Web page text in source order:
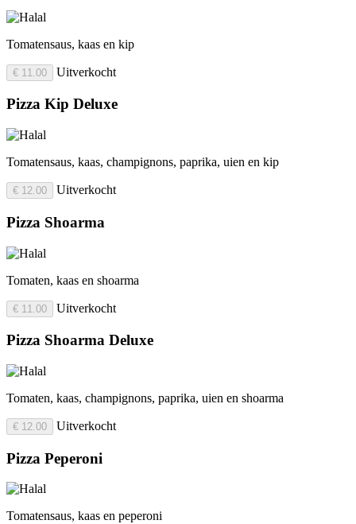
Tomatensaus, kaas en kip
€ 11.00 Uitverkocht
Pizza Kip Deluxe
Tomatensaus, kaas, champignons, paprika, uien en kip
€ 12.00 Uitverkocht
Pizza Shoarma
Tomaten, kaas en shoarma
€ 11.00 Uitverkocht
Pizza Shoarma Deluxe
Tomaten, kaas, champignons, paprika, uien en shoarma
€ 12.00 Uitverkocht
Pizza Peperoni
Tomatensaus, kaas en peperoni